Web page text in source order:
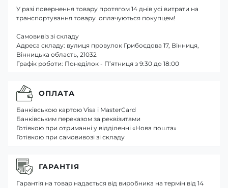
У разі повернення товару протягом 14 днів усі витрати на
транспортування товару оплачуються покупцем!
Самовивіз зі складу
Адреса складу: вулиця провулок Грибоєдова 17, Вінниця,
Вінницька область, 21032
Графік роботи: Понеділок - П’ятниця з 9:30 до 18:00
ОПЛАТА
Банківською картою Visa і MasterCard
Банківським переказом за реквізитами
Готівкою при отриманні у відділенні «Нова пошта»
Готівкою при самовивозі зі складу
ГАРАНТІЯ
Гарантія на товар надається від виробника на термін від 14